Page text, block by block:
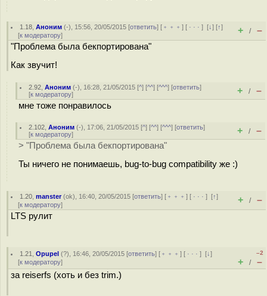
1.18 ,Аноним (-), 15:56, 20/05/2015 [ответить] [ ﹢﹢﹢] [ · · ·][↓] [↑]
[к модератору] + / –
"Проблема была бекпортирована"
Как звучит!
2.92 ,Аноним (-), 16:28, 21/05/2015 [^] [^^] [^^^] [ответить]
[к модератору] + / –
мне тоже понравилось
2.102 ,Аноним (-), 17:06, 21/05/2015 [^] [^^] [^^^] [ответить]
[к модератору] + / –
> "Проблема была бекпортирована"
Ты ничего не понимаешь, bug-to-bug compatibility же :)
1.20 ,manster(ok), 16:40, 20/05/2015 [ответить] [ ﹢﹢﹢] [ · · ·][↑]
[к модератору] + / –
LTS рулит
1.21 ,Opupel (?), 16:46, 20/05/2015 [ответить] [ ﹢﹢﹢] [ · · ·][↓]
[к модератору]
–2
+ / –
за reiserfs (хоть и без trim.)